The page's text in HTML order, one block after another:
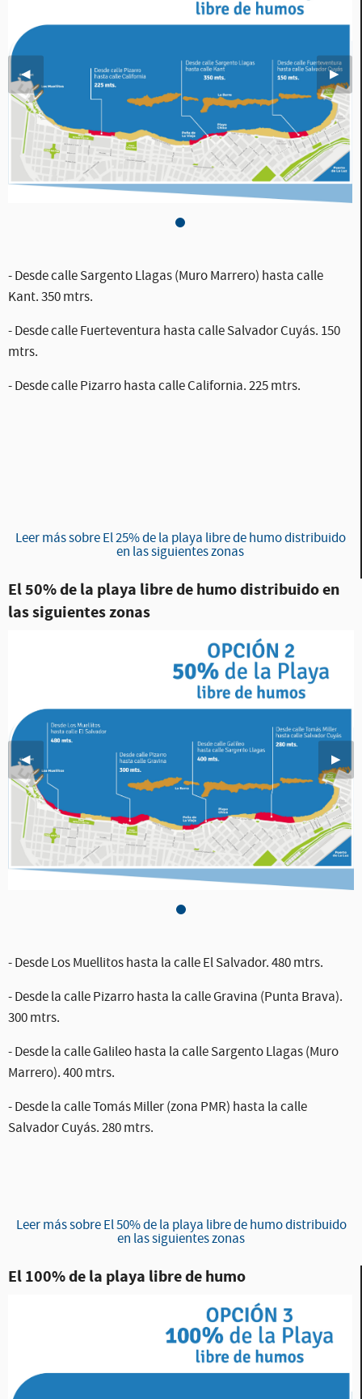
Imagen anterior
◀︎ ▶︎
- Desde calle Sargento Llagas (Muro Marrero) hasta calle
Kant. 350 mtrs.
- Desde calle Fuerteventura hasta calle Salvador Cuyás. 150
mtrs.
- Desde calle Pizarro hasta calle California. 225 mtrs.
Leer más sobre El 25% de la playa libre de humo distribuido
en las siguientes zonas
El 50% de la playa libre de humo distribuido en
las siguientes zonas
Imagen anterior
◀︎ ▶︎
Mapa Opción 2, 50% de la
- Desde Los Muellitos hasta la calle El Salvador. 480 mtrs.
- Desde la calle Pizarro hasta la calle Gravina (Punta Brava).
300 mtrs.
- Desde la calle Galileo hasta la calle Sargento Llagas (Muro
Marrero). 400 mtrs.
- Desde la calle Tomás Miller (zona PMR) hasta la calle
Salvador Cuyás. 280 mtrs.
Leer más sobre El 50% de la playa libre de humo distribuido
en las siguientes zonas
El 100% de la playa libre de humo